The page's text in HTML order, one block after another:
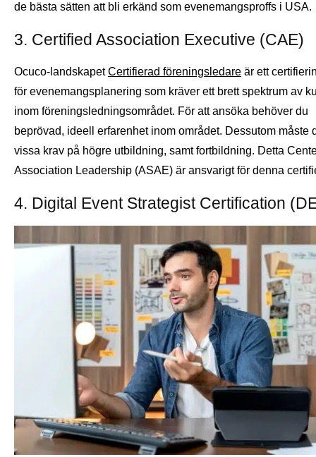
de bästa sätten att bli erkänd som evenemangsproffs i USA.
3. Certified Association Executive (CAE)
Ocuco-landskapetCertifierad föreningsledare är ett
för evenemangsplanering som kräver ett brett spektrum av
inom föreningsledningsområdet. För att ansöka behöver du
beprövad, ideell erfarenhet inom området. Dessutom måste
vissa krav på högre utbildning, samt fortbildning. Detta
Association Leadership (ASAE) är ansvarigt för denna
4. Digital Event Strategist Certification